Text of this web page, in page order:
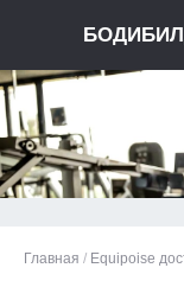
Главная / Equipoise